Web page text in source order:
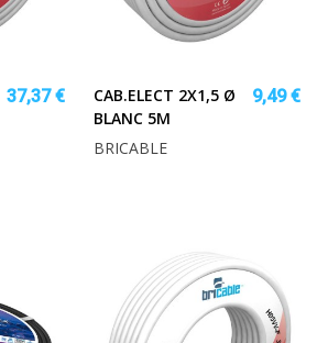
37,37 €
CAB.ELECT 2X1,5 Ø
BLANC 5M
9,49 €
BRICABLE